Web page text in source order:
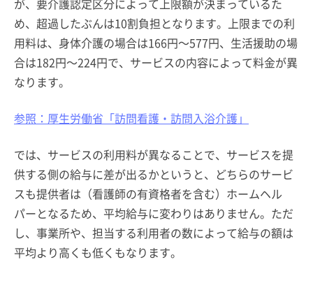
が、要介護認定区分によって上限額が決まっているた
め、超過したぶんは10割負担となります。上限までの利
用料は、身体介護の場合は166円～577円、生活援助の場
合は182円～224円で、サービスの内容によって料金が異
なります。
参照：厚生労働省「訪問看護・訪問入浴介護」
では、サービスの利用料が異なることで、サービスを提
供する側の給与に差が出るかというと、どちらのサービ
スも提供者は（看護師の有資格者を含む）ホームヘル
パーとなるため、平均給与に変わりはありません。ただ
し、事業所や、担当する利用者の数によって給与の額は
平均より高くも低くもなります。